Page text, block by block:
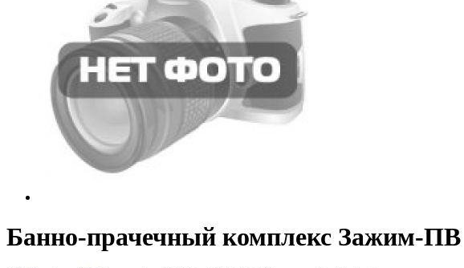
Банно-прачечный комплекс Зажим-ПВ